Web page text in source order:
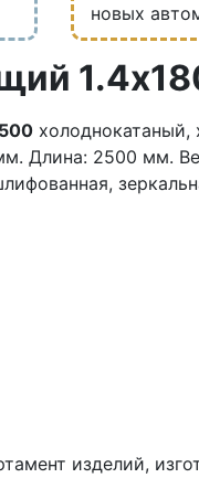
новых
холоднокатаный,
Длина: 2500 мм.
изделий,